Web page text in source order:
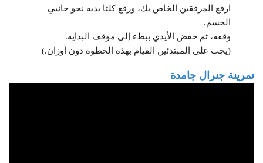
ارفع المرفقين الخاص بك، ورفع كلتا يديه نحو جانبي
الجسم.
وقفة، ثم خفض الأيدي ببطء إلى موقف البداية.
(يجب على المبتدئين القيام بهذه الخطوة دون أوزان.)
تمرينة جنرال جامدة